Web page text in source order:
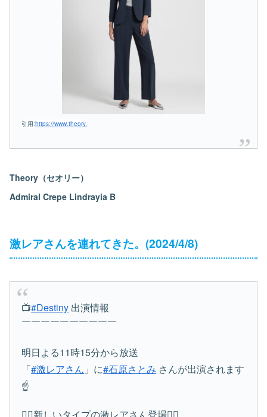
引用:https://www.theory.
Theory（セオリー）
Admiral Crepe Lindrayia B
激レアさんを連れてきた。(2024/4/8)
📺#Destiny 出演情報
￣￣￣￣￣￣￣￣￣￣
明日よる11時15分から放送
「#激レアさん 」に#石原さとみ さんが出演されます
☝️
🏋️‍♀️新しいタイプの激レアさん登場🏋️‍♀️